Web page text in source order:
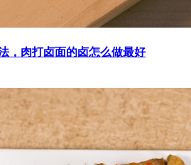
，肉打卤面的卤怎么做最好